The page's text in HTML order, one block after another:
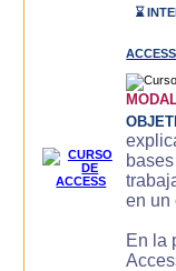
⌛
ACCESS
en un
En la